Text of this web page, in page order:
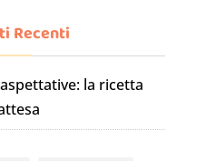
Recenti
la ricetta